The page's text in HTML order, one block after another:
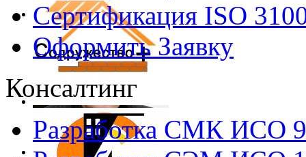
Сертификация ISO
Оформить Заявку
Консалтинг
Разработка СМК ИСО